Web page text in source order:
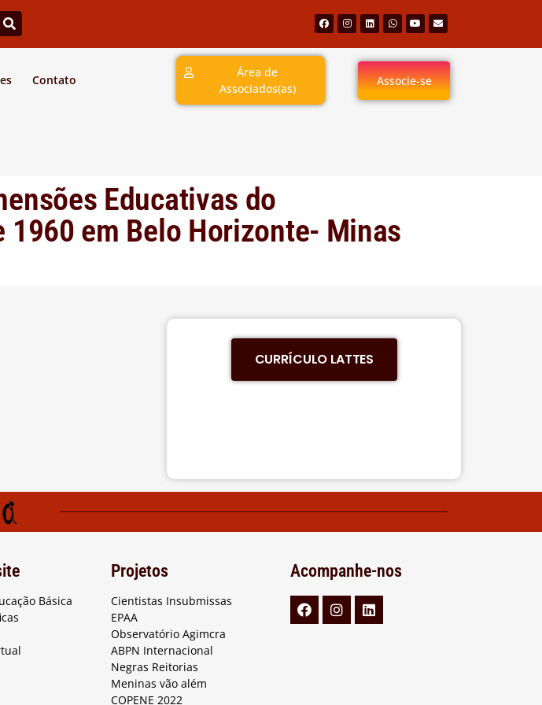
Contato
Área de
Associados(as)
Associe-se
Educativas do
em Belo Horizonte- Minas
CURRÍCULO LATTES
Básica
Projetos
Cientistas Insubmissas
EPAA
Observatório Agimcra
ABPN Internacional
Negras Reitorias
Meninas vão além
COPENE 2022
Acompanhe-nos